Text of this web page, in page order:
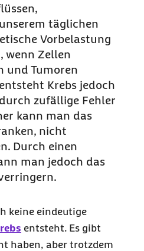
ein Risikofaktor für
und
haben?
Wissen über die
täglichen
Vorbelastung
wenn Zellen
und Tumoren
Krebs jedoch
zufällige Fehler
kann man das
nicht
Durch einen
man jedoch das
keine eindeutige
entsteht. Es gibt
haben, aber trotzdem